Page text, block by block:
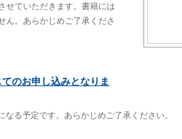
せていただきます。書籍には
ん。あらかじめご了承くださ
のお申し込みとなりま
る予定です。あらかじめご了承ください。